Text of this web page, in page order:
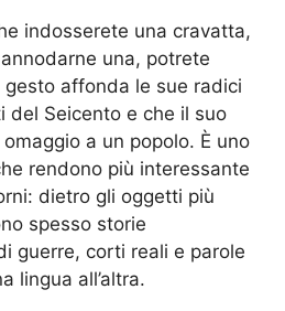
indosserete una cravatta,
una, potrete
affonda le sue radici
del Seicento e che il suo
a un popolo. È uno
rendono più interessante
dietro gli oggetti più
spesso storie
guerre, corti reali e parole
lingua all’altra.